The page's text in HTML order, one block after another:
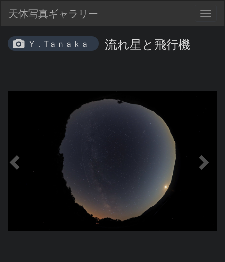
天体写真ギャラリー
Ｙ．Tａｎａｋａ 流れ星と飛行機